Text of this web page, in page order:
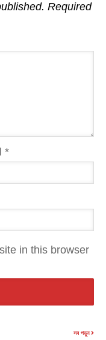
Required
*
in this browser
সব পড়ুন